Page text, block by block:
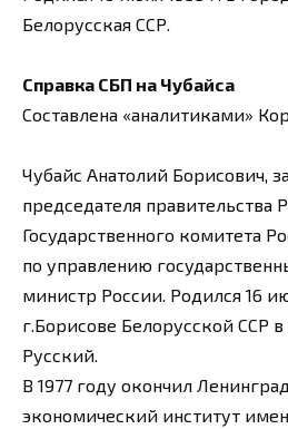
Белорусская ССР.
Справка СБП на Чубайса
Составлена «аналитиками»
Чубайс Анатолий Борисович,
председателя правительства
Государственного комитета
по управлению
министр России. Родился 16
г.Борисове Белорусской ССР
Русский.
В 1977 году окончил
экономический институт